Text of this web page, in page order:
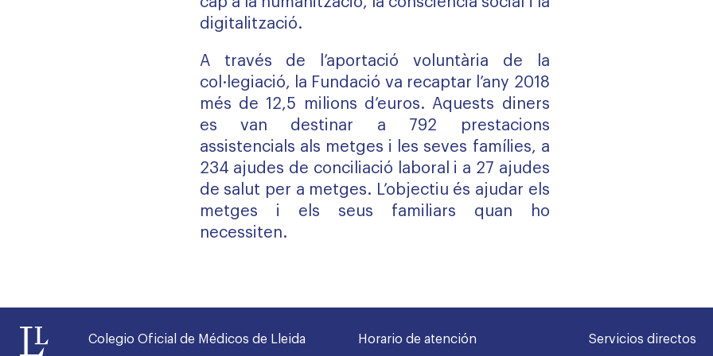
digitalització.
A través de l’aportació voluntària de la
col·legiació, la Fundació va recaptar l’any 2018
més de 12,5 milions d’euros. Aquests diners
es van destinar a 792 prestacions
assistencials als metges i les seves famílies, a
234 ajudes de conciliació laboral i a 27 ajudes
de salut per a metges. L’objectiu és ajudar els
metges i els seus familiars quan ho
necessiten.
Colegio Oficial de Médicos de Lleida Horario de atención Servicios directos